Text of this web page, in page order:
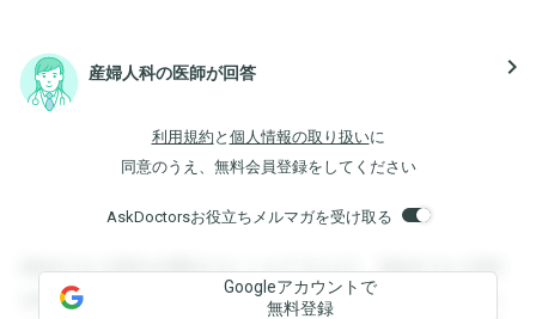
産婦人科の医師が回答 navigate_next
利用規約 と 個人情報の取り扱いに
同意のうえ、無料会員登録をしてください
AskDoctorsお役立ちメルマガを受け取る
登録すると回答を閲覧することができます。登録すると回答
を閲覧することができます。登録すると回答を閲覧すること
Googleアカウントで
無料登録